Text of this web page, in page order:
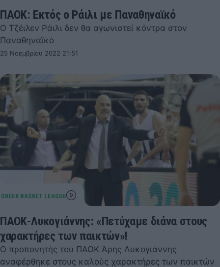
ΠΑΟΚ: Εκτός ο Ράιλι με Παναθηναϊκό
Ο Τζέιλεν Ράιλι δεν θα αγωνιστεί κόντρα στον
Παναθηναϊκό
25 Νοεμβρίου 2022 21:51
ΠΑΟΚ-Λυκογιάννης: «Πετύχαμε διάνα στους
χαρακτήρες των παικτών»!
Ο προπονητής του ΠΑΟΚ Άρης Λυκογιάννης
αναφέρθηκε στους καλούς χαρακτήρες των παικτών